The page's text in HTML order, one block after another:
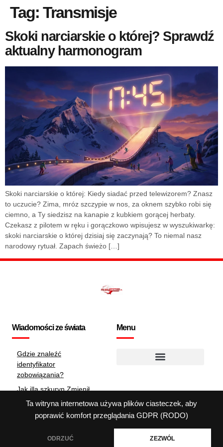
Ta witryna internetowa używa plików ciasteczek, aby
poprawić komfort przeglądania GDPR (RODO)
ODRZUĆ ZEZWÓL
Tag: Transmisje
Skoki narciarskie o której? Sprawdź
aktualny harmonogram
Skoki narciarskie o której: Kiedy siadać przed telewizorem? Znasz
to uczucie? Zima, mróz szczypie w nos, za oknem szybko robi się
ciemno, a Ty siedzisz na kanapie z kubkiem gorącej herbaty.
Czekasz z pilotem w ręku i gorączkowo wpisujesz w wyszukiwarkę:
skoki narciarskie o której dzisiaj się zaczynają? To niemal nasz
narodowy rytuał. Zapach świeżo […]
Wiadomości ze świata
Gdzie znaleźć
identyfikator
zobowiązania?
Jak illa szkuryn Zmienił
Oblicze Polskiej Ligi
Finał marzeń: puchar
Menu